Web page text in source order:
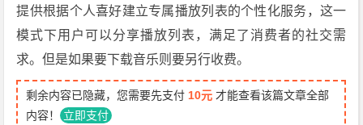
提供根据个人喜好建立专属播放列表的个性化服务，这一
模式下用户可以分享播放列表，满足了消费者的社交需
求。但是如果要下载音乐则要另行收费。
剩余内容已隐藏，您需要先支付 10元 才能查看该篇文章全部
内容！ 立即支付